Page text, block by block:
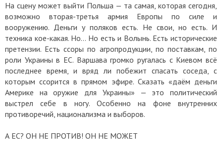
На сцену может выйти Польша — та самая, которая сегодня,
возможно вторая-третья армия Европы по силе и
вооружению. Деньги у поляков есть. Не свои, но есть. И
техника кое-какая. Но… Но есть и Волынь. Есть исторические
претензии. Есть ссоры по агропродукции, по поставкам, по
роли Украины в ЕС. Варшава громко ругалась с Киевом всё
последнее время, и вряд ли побежит спасать соседа, с
которым ссорится в прямом эфире. Сказать «даём деньги
Америке на оружие для Украины» — это политический
выстрел себе в ногу. Особенно на фоне внутренних
противоречий, национализма и выборов.
А ЕС? ОН НЕ ПРОТИВ! ОН НЕ МОЖЕТ